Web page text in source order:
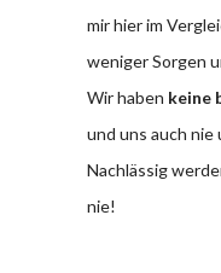
mir hier im
weniger Sorgen
Wir haben keine
und uns auch
Nachlässig
nie!